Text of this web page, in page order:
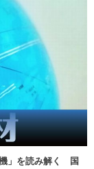
機」を読み解く 国